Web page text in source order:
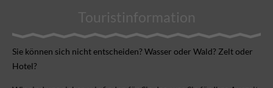
Touristinformation
Sie können sich nicht ent­scheiden? Wasser oder Wald? Zelt oder
Hotel?